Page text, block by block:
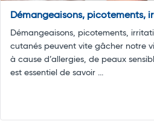
Démangeaisons, picotements,
Démangeaisons, picotements,
cutanés peuvent vite gâcher notre
à cause d’allergies, de peaux
est essentiel de savoir ...